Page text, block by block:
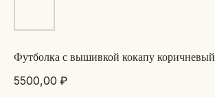
футболка с вышивкой кокапу коричневый
5500,00 ₽